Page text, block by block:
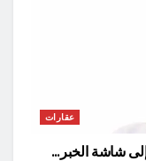
عقارات
شاشة الخبر…